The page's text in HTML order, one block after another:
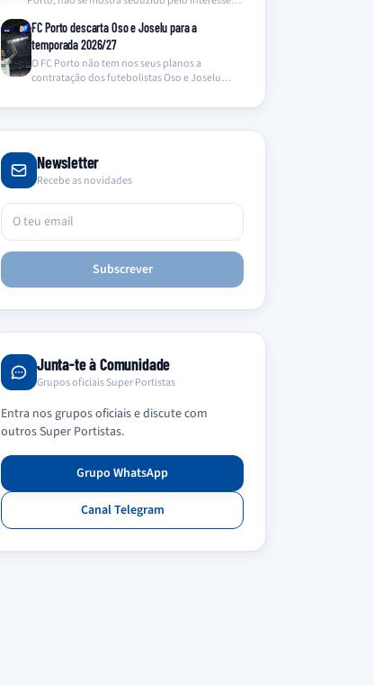
FC Porto descarta Oso e Joselu para a
temporada 2026/27
O FC Porto não tem nos seus planos a
contratação dos futebolistas Oso e Joselu
Newsletter
Recebe as novidades
Subscrever
Junta-te à Comunidade
Grupos oficiais Super Portistas
Entra nos grupos oficiais e discute com
outros Super Portistas.
Grupo WhatsApp
Canal Telegram